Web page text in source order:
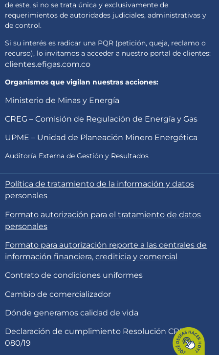
de este, si no se trata única y exclusivamente de
requerimientos de autoridades judiciales, administrativas y
de control.
Si su interés es radicar una PQR (petición, queja, reclamo o
recurso), lo invitamos a acceder a nuestro portal de clientes:
clientes.efigas.com.co
Organismos que vigilan nuestras acciones:
Ministerio de Minas y Energía
CREG – Comisión de Regulación de Energía y Gas
UPME – Unidad de Planeación Minero Energética
Auditoría Externa de Gestión y Resultados
Política de tratamiento de la información y datos
personales
Formato autorización para el tratamiento de datos
personales
Formato para autorización reporte a las centrales de
información financiera, crediticia y comercial
Contrato de condiciones uniformes
Cambio de comercializador
Dónde generamos calidad de vida
Declaración de cumplimiento Resolución CREG
080/19